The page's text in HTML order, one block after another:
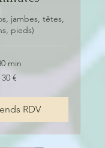
jambes, têtes,
pieds)
min
30 €
RDV